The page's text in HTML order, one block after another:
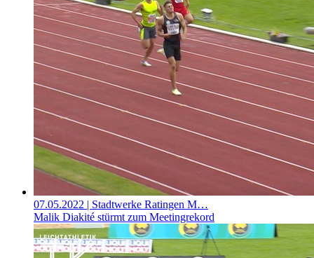
07.05.2022 | Stadtwerke Ratingen M…
Malik Diakité stürmt zum Meetingrekord